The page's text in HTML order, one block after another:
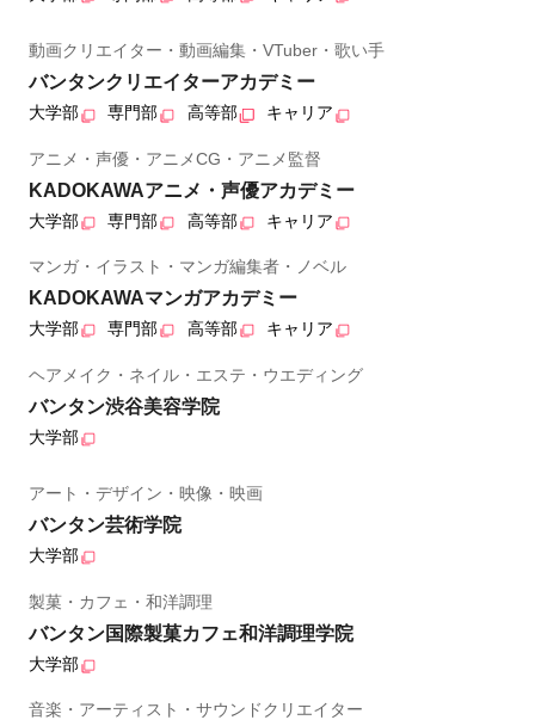
動画クリエイター・動画編集・VTuber・歌い手
バンタンクリエイターアカデミー
大学部 専門部 高等部 キャリア
アニメ・声優・アニメCG・アニメ監督
KADOKAWAアニメ・声優アカデミー
大学部 専門部 高等部 キャリア
マンガ・イラスト・マンガ編集者・ノベル
KADOKAWAマンガアカデミー
大学部 専門部 高等部 キャリア
ヘアメイク・ネイル・エステ・ウエディング
バンタン渋谷美容学院
大学部
アート・デザイン・映像・映画
バンタン芸術学院
大学部
製菓・カフェ・和洋調理
バンタン国際製菓カフェ和洋調理学院
大学部
音楽・アーティスト・サウンドクリエイター